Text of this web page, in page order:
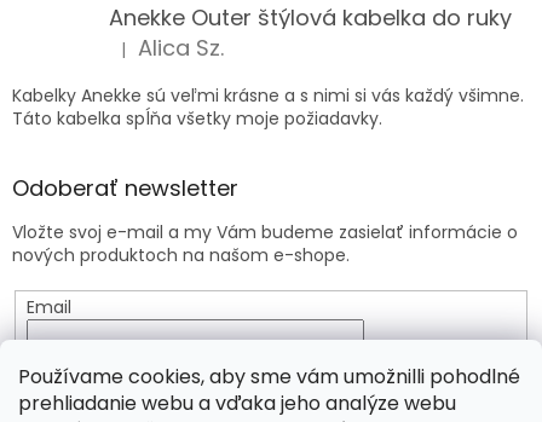
Používame cookies, aby sme vám umožnilli pohodlné
prehliadanie webu a vďaka jeho analýze webu
Anekke Outer štýlová kabelka do ruky
Hodnotenie produktu je 5 z 5 hviezdičiek.
| Alica Sz.
Kabelky Anekke sú veľmi krásne a s nimi si vás každý všimne.
Táto kabelka spĺňa všetky moje požiadavky.
Odoberať newsletter
Vložte svoj e-mail a my Vám budeme zasielať informácie o
nových produktoch na našom e-shope.
Email
osobných údajov